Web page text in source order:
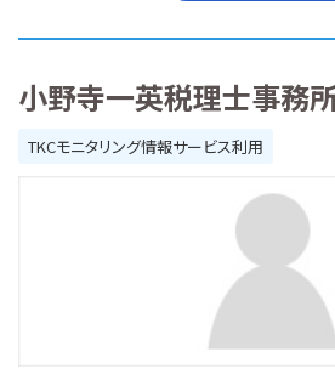
小野寺一英税理士事務
TKCモニタリング情報サービス利用